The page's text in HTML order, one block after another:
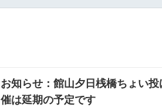
お知らせ：館山夕日桟橋ちょい
催は延期の予定です